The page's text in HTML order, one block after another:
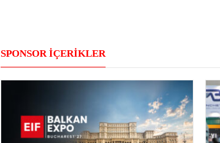
SPONSOR İÇERİKLER